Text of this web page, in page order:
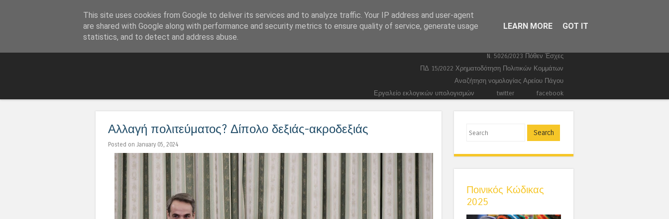
LoNinja.gr Menu
Skip to contentHome Πολιτική Ευρωεκλογές 2024
Συνταγματικά
Ποινικά Τέμπη
Συντάγματα
N. 5026/2023 Πόθεν Έσχες
ΠΔ 15/2022 Χρηματοδότηση Πολιτικών Κομμάτων
Αναζήτηση νομολογίας Αρείου Πάγου
Εργαλείο εκλογικών υπολογισμών
twitter facebook
Αλλαγή πολιτεύματος? Δίπολο δεξιάς-ακροδεξιάς
Posted on January 05, 2024
Search
Ποινικός Κώδικας
2025
This site uses cookies from Google to deliver its services and to analyze traffic. Your IP address and user-agent
are shared with Google along with performance and security metrics to ensure quality of service, generate usage
statistics, and to detect and address abuse.
LEARN MORE GOT IT